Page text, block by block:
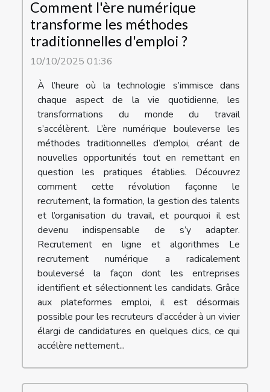
Comment l'ère numérique
transforme les méthodes
traditionnelles d'emploi ?
10/10/2025 01:36
À l’heure où la technologie s’immisce dans
chaque aspect de la vie quotidienne, les
transformations du monde du travail
s’accélèrent. L’ère numérique bouleverse les
méthodes traditionnelles d’emploi, créant de
nouvelles opportunités tout en remettant en
question les pratiques établies. Découvrez
comment cette révolution façonne le
recrutement, la formation, la gestion des talents
et l’organisation du travail, et pourquoi il est
devenu indispensable de s’y adapter.
Recrutement en ligne et algorithmes Le
recrutement numérique a radicalement
bouleversé la façon dont les entreprises
identifient et sélectionnent les candidats. Grâce
aux plateformes emploi, il est désormais
possible pour les recruteurs d’accéder à un vivier
élargi de candidatures en quelques clics, ce qui
accélère nettement...